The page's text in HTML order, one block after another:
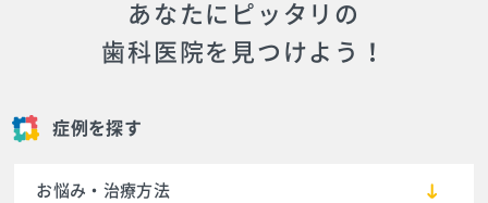
あなたにピッタリの
歯科医院を見つけよう！
症例を探す
お悩み・治療方法